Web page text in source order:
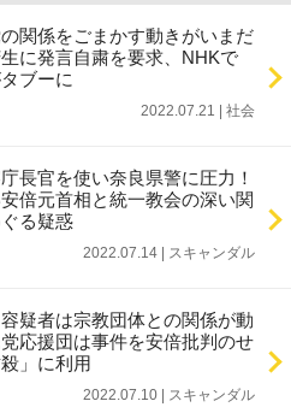
関係をごまかす動きがいまだ
に発言自粛を要求、NHKで
ブーに
2022.07.21 | 社会
長官を使い奈良県警に圧力！
倍元首相と統一教会の深い関
る疑惑
2022.07.14 | スキャンダル
疑者は宗教団体との関係が動
応援団は事件を安倍批判のせ
」に利用
2022.07.10 | スキャンダル